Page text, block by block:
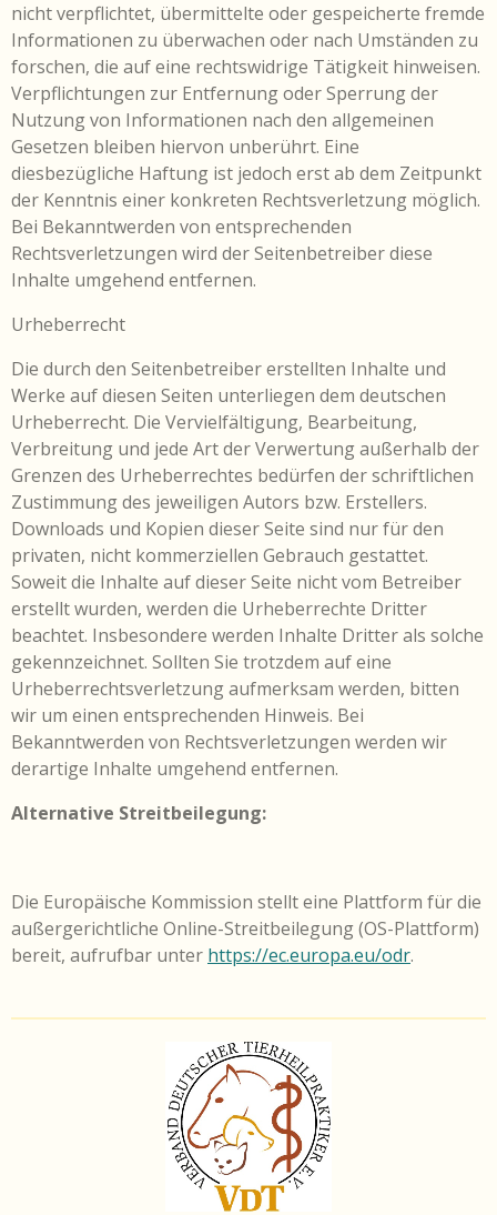
nicht verpflichtet, übermittelte oder gespeicherte fremde
Informationen zu überwachen oder nach Umständen zu
forschen, die auf eine rechtswidrige Tätigkeit hinweisen.
Verpflichtungen zur Entfernung oder Sperrung der
Nutzung von Informationen nach den allgemeinen
Gesetzen bleiben hiervon unberührt. Eine
diesbezügliche Haftung ist jedoch erst ab dem Zeitpunkt
der Kenntnis einer konkreten Rechtsverletzung möglich.
Bei Bekanntwerden von entsprechenden
Rechtsverletzungen wird der Seitenbetreiber diese
Inhalte umgehend entfernen.
Urheberrecht
Die durch den Seitenbetreiber erstellten Inhalte und
Werke auf diesen Seiten unterliegen dem deutschen
Urheberrecht. Die Vervielfältigung, Bearbeitung,
Verbreitung und jede Art der Verwertung außerhalb der
Grenzen des Urheberrechtes bedürfen der schriftlichen
Zustimmung des jeweiligen Autors bzw. Erstellers.
Downloads und Kopien dieser Seite sind nur für den
privaten, nicht kommerziellen Gebrauch gestattet.
Soweit die Inhalte auf dieser Seite nicht vom Betreiber
erstellt wurden, werden die Urheberrechte Dritter
beachtet. Insbesondere werden Inhalte Dritter als solche
gekennzeichnet. Sollten Sie trotzdem auf eine
Urheberrechtsverletzung aufmerksam werden, bitten
wir um einen entsprechenden Hinweis. Bei
Bekanntwerden von Rechtsverletzungen werden wir
derartige Inhalte umgehend entfernen.
Alternative Streitbeilegung:
Die Europäische Kommission stellt eine Plattform für die
außergerichtliche Online-Streitbeilegung (OS-Plattform)
bereit, aufrufbar unter https://ec.europa.eu/odr.